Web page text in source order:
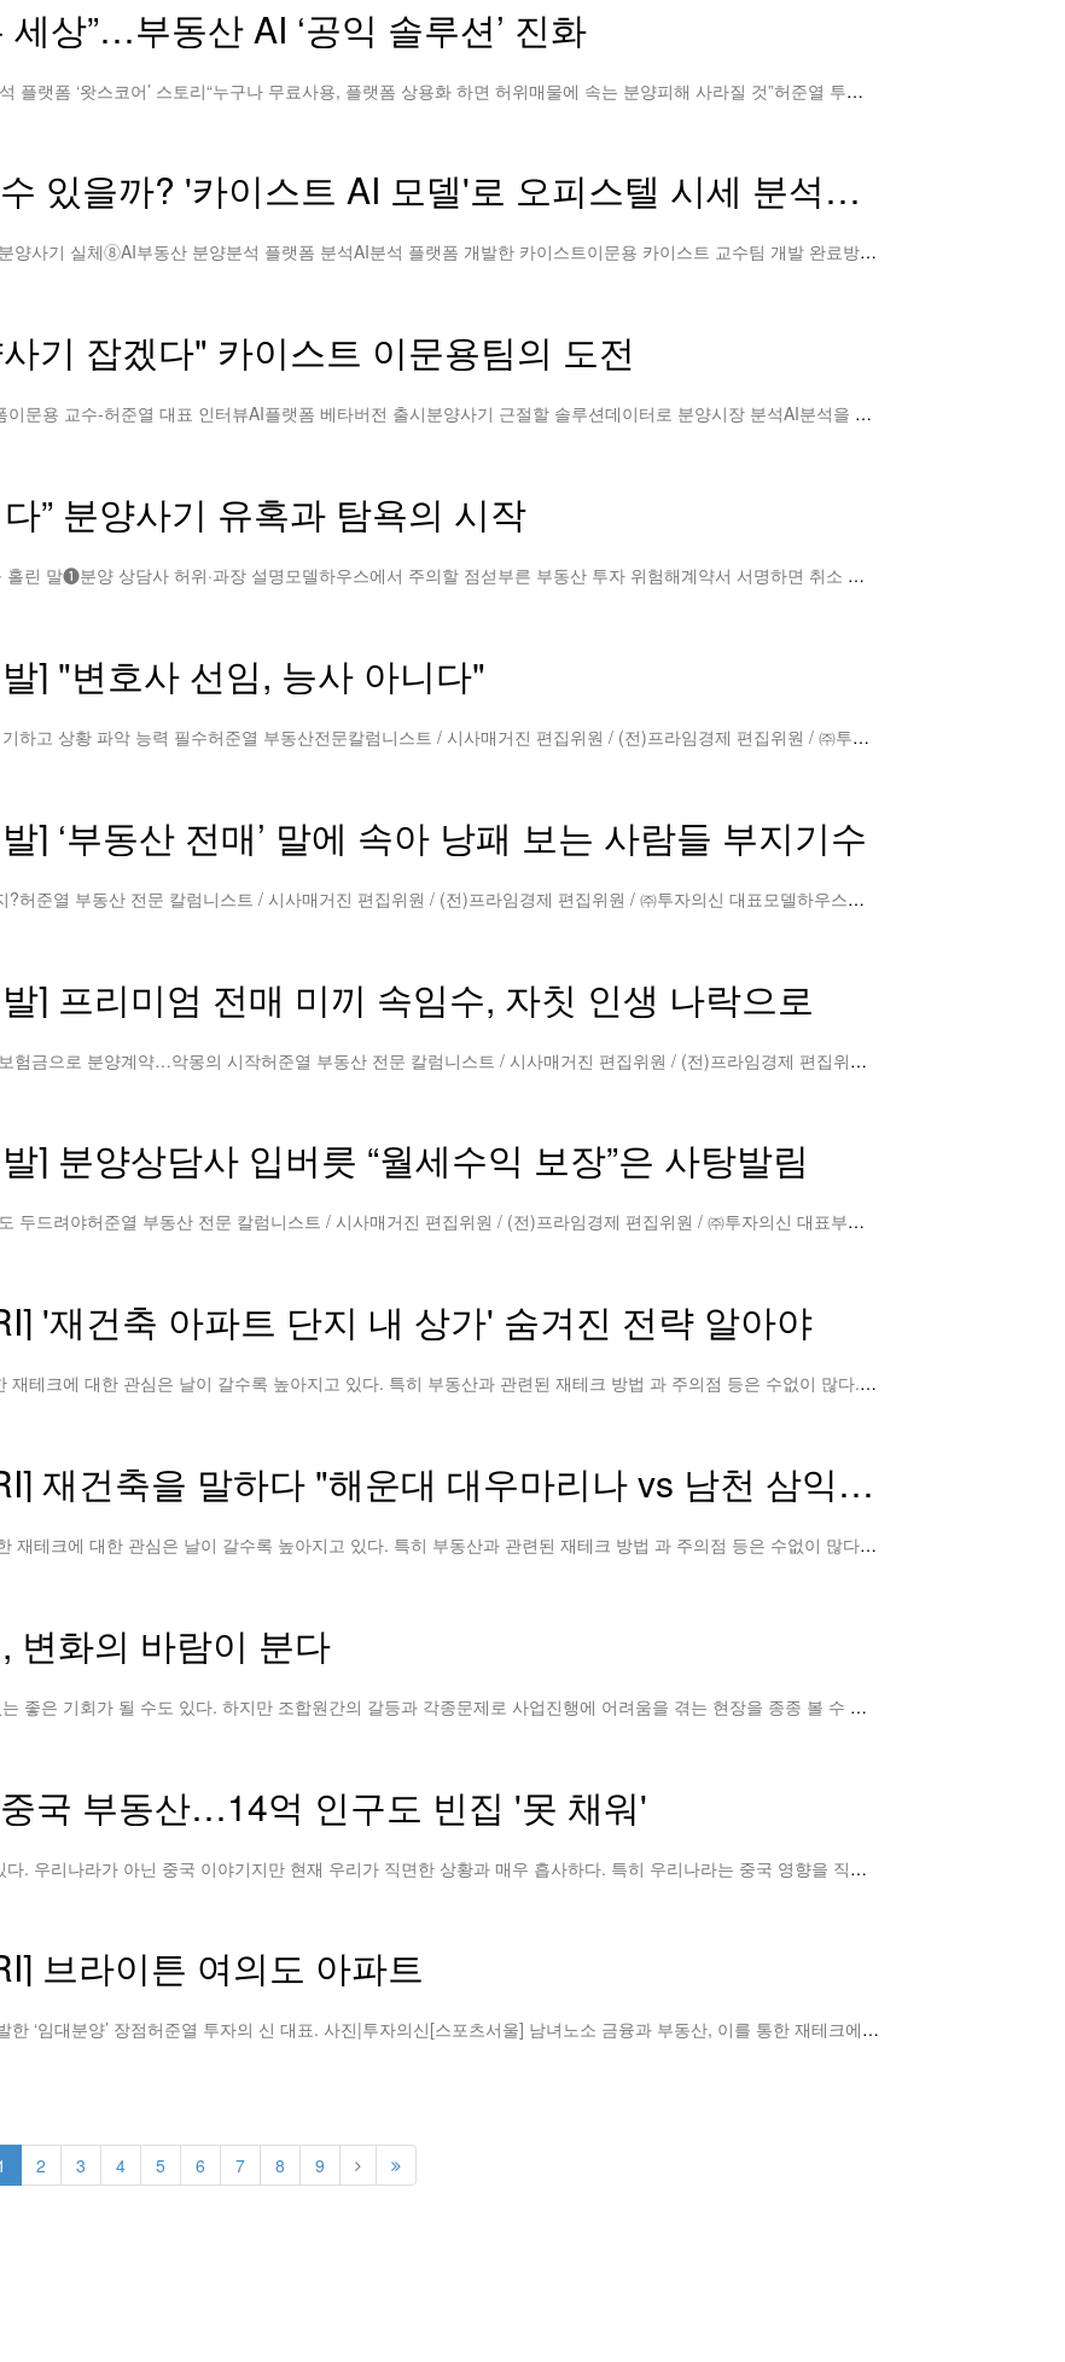
상”…부동산 AI ‘공익 솔루션’ 진화
[인터뷰] 투자의신 허준열 대표: AI 부동산 분양분석 플랫폼 ‘왓스코어’ 스토리“누구나 무료사용, 플랫폼 상용화 하면 허위매물에 속는 분양피해 사라질 것”허준열 투자의신 대표는 …
까? '카이스트 AI 모델'로 오피스텔 시세 분석해보니… [視리즈]
더스쿠프 커버스토리 視리즈아무도 말하지 않는 분양사기 실체➇AI부동산 분양분석 플랫폼 분석AI분석 플랫폼 개발한 카이스트이문용 카이스트 교수팀 개발 완료방대한 데이터 분석한 객관적…
기 잡겠다" 카이스트 이문용팀의 도전
더스쿠프 와이드 인터뷰AI부동산 분양분석 플랫폼이문용 교수-허준열 대표 인터뷰AI플랫폼 베타버전 출시분양사기 근절할 솔루션데이터로 분양시장 분석AI분석을 수치화해 제시부동산 가치 …
” 분양사기 유혹과 탐욕의 시작
허준열의 분양사기 꼬리물기 1편주부 최경미씨를 홀린 말❶분양 상담사 허위·과장 설명모델하우스에서 주의할 점섣부른 부동산 투자 위험해계약서 서명하면 취소 어려워수익형 부동산에 투자할…
] "변호사 선임, 능사 아니다"
문제 파악 우선해야 분양 계약해지…신중에 신중 기하고 상황 파악 능력 필수허준열 부동산전문칼럼니스트 / 시사매거진 편집위원 / (전)프라임경제 편집위원 / ㈜투자의신 대표 [시사매…
] ‘부동산 전매’ 말에 속아 낭패 보는 사람들 부지기수
10억짜리 오피스텔 분양받고 잔금 낼 수 없는 처지?허준열 부동산 전문 칼럼니스트 / 시사매거진 편집위원 / (전)프라임경제 편집위원 / ㈜투자의신 대표모델하우스에 갔다가 분양상담…
] 프리미엄 전매 미끼 속임수, 자칫 인생 나락으로
프리미엄 붙여 전매해주겠다는 말에 아버지 사망보험금으로 분양계약…악몽의 시작허준열 부동산 전문 칼럼니스트 / 시사매거진 편집위원 / (전)프라임경제 편집위원 / ㈜투자의신 대표초보…
] 분양상담사 입버릇 “월세수익 보장”은 사탕발림
허위설명에 혹해 분양계약까지 부지기수, 돌다리도 두드려야허준열 부동산 전문 칼럼니스트 / 시사매거진 편집위원 / (전)프라임경제 편집위원 / ㈜투자의신 대표부동산 시장의 급성장과 …
'재건축 아파트 단지 내 상가' 숨겨진 전략 알아야
[핀포인트뉴스]남녀노소 금융과 부동산, 이를 통한 재테크에 대한 관심은 날이 갈수록 높아지고 있다. 특히 부동산과 관련된 재테크 방법 과 주의점 등은 수없이 많다. 필자는 투자의 …
건축을 말하다 "해운대 대우마리나 vs 남천 삼익비치" APT
[핀포인트뉴스] 남녀노소 금융과 부동산, 이를 통한 재테크에 대한 관심은 날이 갈수록 높아지고 있다. 특히 부동산과 관련된 재테크 방법 과 주의점 등은 수없이 많다. 필자는 투자의…
변화의 바람이 분다
재건축 사업은 조합원들의 자산을 증식시킬 수 있는 좋은 기회가 될 수도 있다. 하지만 조합원간의 갈등과 각종문제로 사업진행에 어려움을 겪는 현장을 종종 볼 수 있다.조합에서 건설사…
국 부동산…14억 인구도 빈집 '못 채워'
[핀포인트뉴스] 중국 부동산 시장이 초토화되고 있다. 우리나라가 아닌 중국 이야기지만 현재 우리가 직면한 상황과 매우 흡사하다. 특히 우리나라는 중국 영향을 직접적으로 받기 때문에…
브라이튼 여의도 아파트
세집 전세·임대로 살고, 매매 결정은 이후에…빛 발한 ‘임대분양’ 장점허준열 투자의 신 대표. 사진|투자의신[스포츠서울] 남녀노소 금융과 부동산, 이를 통한 재테크에 대한 관심은 …
2 3 4 5 6 7 8 9